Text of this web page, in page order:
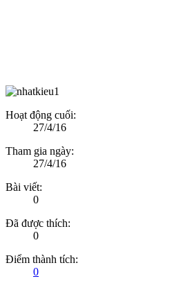
Hoạt động cuối:
27/4/16
Tham gia ngày:
27/4/16
Bài viết:
0
Đã được thích:
0
Điểm thành tích:
0